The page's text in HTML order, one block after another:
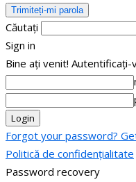
Căutați
Sign in
Bine ați venit! Autentificați-
Forgot your password?
Politică de confidențialitate
Password recovery